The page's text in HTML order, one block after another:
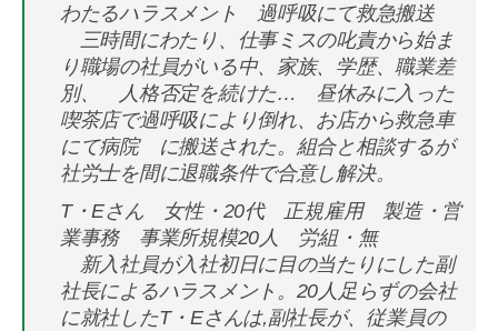
わたるハラスメント 過呼吸にて救急搬送
三時間にわたり、仕事ミスの叱責から始ま
り職場の社員がいる中、家族、学歴、職業差
別、 人格否定を続けた… 昼休みに入った
喫茶店で過呼吸により倒れ、お店から救急車
にて病院 に搬送された。組合と相談するが
社労士を間に退職条件で合意し解決。
T・Eさん 女性・20代 正規雇用 製造・営
業事務 事業所規模20人 労組・無
新入社員が入社初日に目の当たりにした副
社長によるハラスメント。20人足らずの会社
に就社したT・Eさんは,副社長が、従業員の